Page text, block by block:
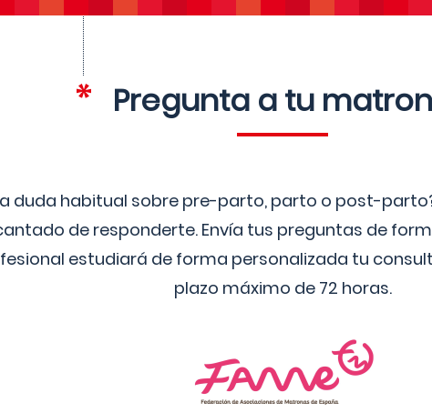
Pregunta a tu
duda habitual sobre pre-parto, parto o post-
de responderte. Envía tus preguntas de
estudiará de forma personalizada tu
plazo máximo de 72 horas.